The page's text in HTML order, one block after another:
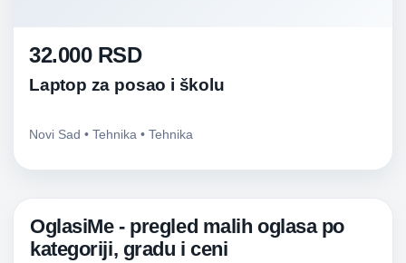
32.000 RSD
Laptop za posao i školu
Novi Sad • Tehnika • Tehnika
OglasiMe - pregled malih oglasa po
kategoriji, gradu i ceni